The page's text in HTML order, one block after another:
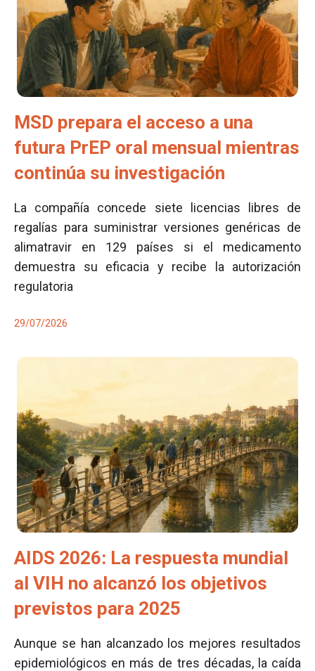
MSD prepara el acceso a una
futura PrEP oral mensual mientras
continúa su investigación
La compañía concede siete licencias libres de
regalías para suministrar versiones genéricas de
alimatravir en 129 países si el medicamento
demuestra su eficacia y recibe la autorización
regulatoria
29/07/2026
AIDS 2026: La respuesta mundial
al VIH no alcanzó los objetivos
previstos para 2025
Aunque se han alcanzado los mejores resultados
epidemiológicos en más de tres décadas, la caída